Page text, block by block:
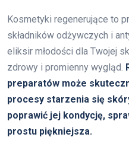
Kosmetyki regenerujące to
składników odżywczych i
eliksir młodości dla Twojej
zdrowy i promienny wygląd.
preparatów może
procesy starzenia się
poprawić jej kondycję,
prostu piękniejsza.